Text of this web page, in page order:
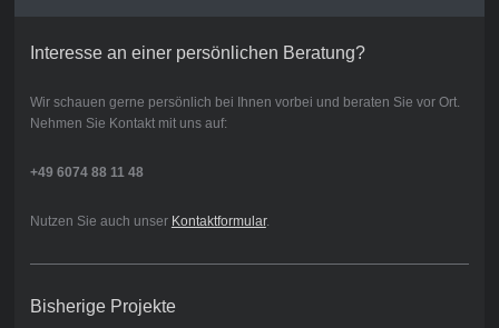
Interesse an einer persönlichen Beratung?
Wir schauen gerne persönlich bei Ihnen vorbei und beraten Sie vor Ort.
Nehmen Sie Kontakt mit uns auf:
+49 6074 88 11 48
Nutzen Sie auch unser Kontaktformular.
Bisherige Projekte